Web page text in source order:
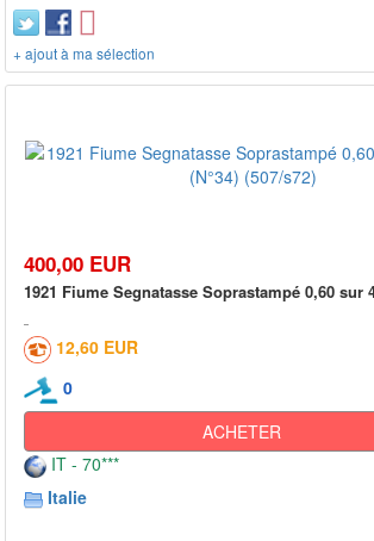
+ ajout à ma sélection
400,00 EUR
1921 Fiume Segnatasse Soprastampé 0,60 sur
12,60 EUR
0
ACHETER
IT - 70***
Italie